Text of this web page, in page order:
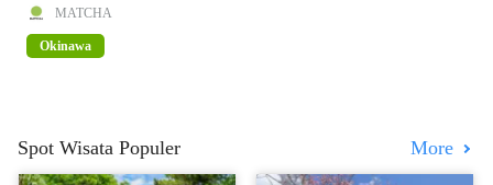
MATCHA
Okinawa
Spot Wisata Populer More